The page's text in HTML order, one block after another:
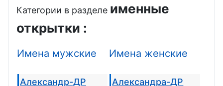
Категории в разделе именные
открытки :
Имена мужские
Александр-ДР
Имена женские
Александра-ДР